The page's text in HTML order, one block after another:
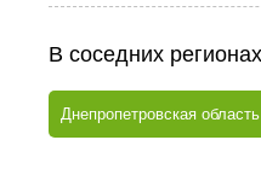
В соседних регионах
Днепропетровская